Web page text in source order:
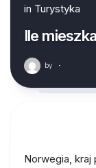
in Turystyka
Ile
by ·
Norwegia, kraj